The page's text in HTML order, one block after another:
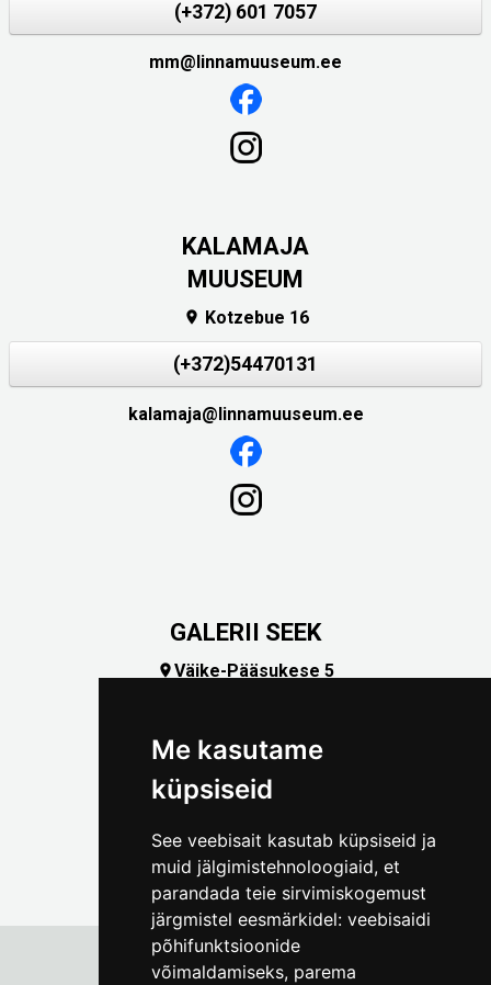
Me kasutame
küpsiseid
See veebisait kasutab küpsiseid ja
muid jälgimistehnoloogiaid, et
parandada teie sirvimiskogemust
järgmistel eesmärkidel: veebisaidi
põhifunktsioonide
võimaldamiseks, parema
(+372) 601 7057
mm@linnamuuseum.ee
KALAMAJA
MUUSEUM
 Kotzebue 16
(+372)54470131
kalamaja@linnamuuseum.ee
GALERII SEEK
Väike-Pääsukese 5